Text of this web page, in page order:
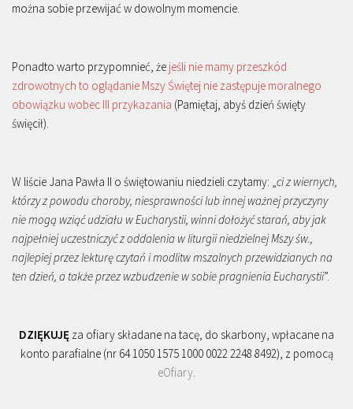
można sobie przewijać w dowolnym momencie.
Ponadto warto przypomnieć, że jeśli nie mamy przeszkód
zdrowotnych to oglądanie Mszy Świętej nie zastępuje moralnego
obowiązku wobec III przykazania (Pamiętaj, abyś dzień święty
święcił).
W liście Jana Pawła II o świętowaniu niedzieli czytamy: „ci z wiernych,
którzy z powodu choroby, niesprawności lub innej ważnej przyczyny
nie mogą wziąć udziału w Eucharystii, winni dołożyć starań, aby jak
najpełniej uczestniczyć z oddalenia w liturgii niedzielnej Mszy św.,
najlepiej przez lekturę czytań i modlitw mszalnych przewidzianych na
ten dzień, a także przez wzbudzenie w sobie pragnienia Eucharystii”.
DZIĘKUJĘ za ofiary składane na tacę, do skarbony, wpłacane na
konto parafialne (nr 64 1050 1575 1000 0022 2248 8492), z pomocą
eOfiary.